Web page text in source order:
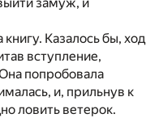
Казалось бы, ход
вступление,
попробовала
и, прильнув к
ловить ветерок.